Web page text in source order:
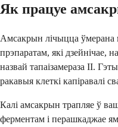
Як працуе
Амсакрын лічыцца
прэпаратам, які дзейнічае,
назвай тапаізамераза II.
ракавыя клеткі капіравалі
Калі амсакрын трапляе ў
ферментам і перашкаджае